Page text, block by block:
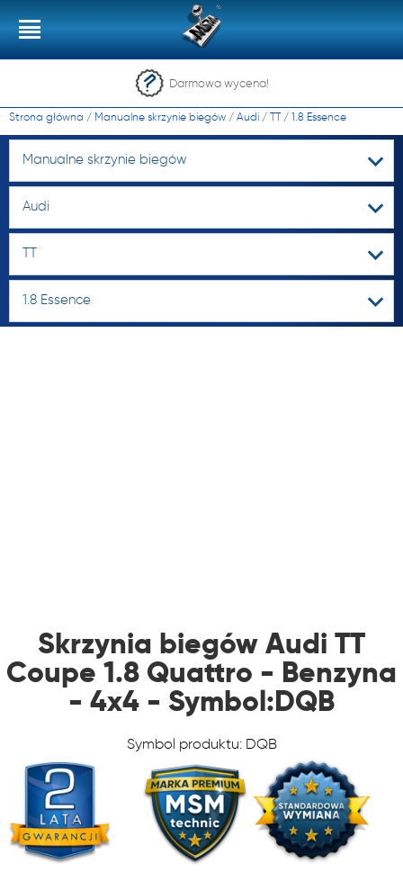
Darmowa wycena!
Strona główna / Manualne skrzynie biegów / Audi / TT/ 1.8 Essence
Manualne skrzynie biegów
Audi
TT
1.8 Essence
Skrzynia biegów Audi TT
Coupe 1.8 Quattro - Benzyna
- 4x4 - Symbol:DQB
Symbol produktu: DQB